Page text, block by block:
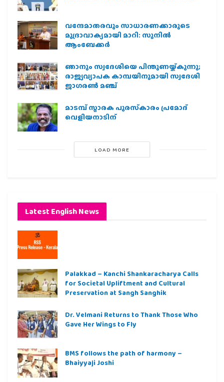
വന്ദേമാതരവും സാധാരണക്കാരുടെ
മുദ്രാവാക്യമായി മാറി: സുനിൽ
ആംബേക്കർ
ഞാനും സ്വദേശിയെ പിന്തുണയ്ക്കുന്നു;
രാജ്യവ്യാപക കാമ്പയിനുമായി സ്വദേശി
ജാഗരണ്‍ മഞ്ച്
മാടമ്പ് സ്മാരക പുരസ്‌കാരം പ്രമോദ്
വെളിയനാടിന്
LOAD MORE
Latest English News
Palakkad – Kanchi Shankaracharya Calls
for Societal Upliftment and Cultural
Preservation at Sangh Sanghik
Dr. Velmani Returns to Thank Those Who
Gave Her Wings to Fly
BMS follows the path of harmony –
Bhaiyyaji Joshi